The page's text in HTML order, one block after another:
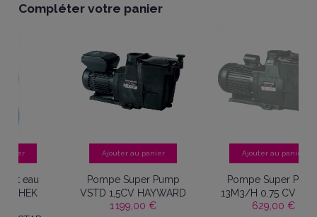
Compléter votre panier
Ajouter au panier
Pompe Super Pump
VSTD 1,5CV HAYWARD
1 199,00 €
Ajouter au panier
Pompe Super Pump
13M3/H 0.75 CV Mono
629,00 €